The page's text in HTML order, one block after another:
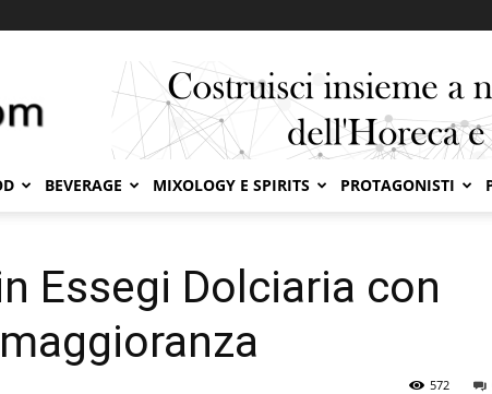
BEVERAGE MIXOLOGY E SPIRITS PROTAGONISTI
Essegi Dolciaria con
572